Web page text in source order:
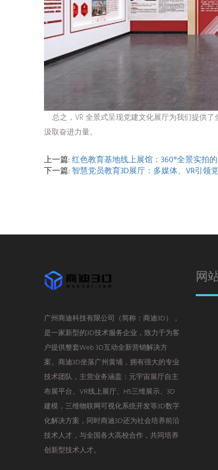
总之，VR 全景式呈现党建文化展厅为我们提供
汲取奋进力量。
上一篇:红色教育基地线上展馆：360°全景实拍
下一篇: 智慧党员教育3D展厅：多媒体、VR引领
广州商迪科技有限公司（简称：商迪3D），
是一家新型的3D技术服务企业，致力于为客
户提供整套Web 3D互动全新营销解决方
案。商迪3D坐落广州黄埔，拥有强大的专业
技术团队，主营业务涵盖：元宇宙展厅自主
布展平台、VR线上展厅、H5三维展示、3D
建模，三维物联网可视化系统开发等3D数字
化解决方案，同时商迪3D还为社会培养前沿
技术人才，与全国各大高校合作，共同培养
创新型技术人才。
网